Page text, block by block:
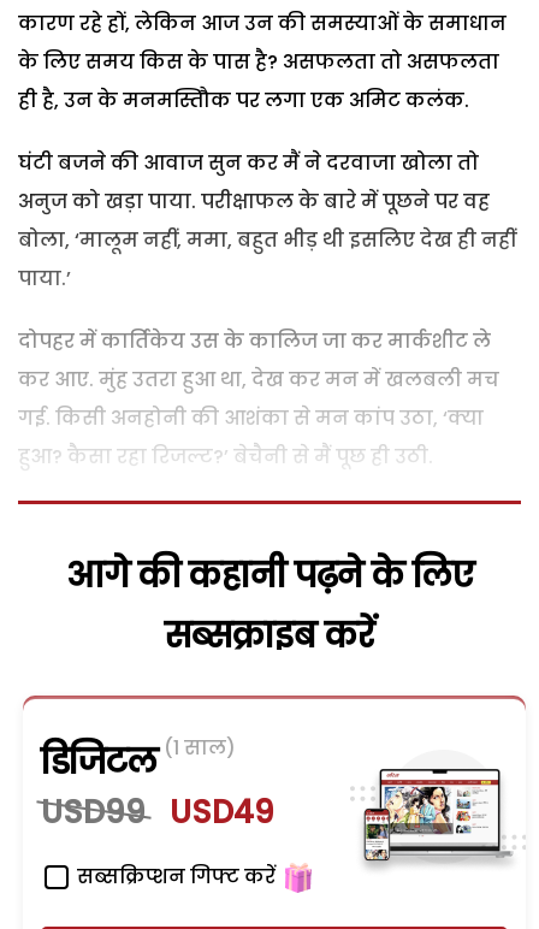
कारण रहे हों, लेकिन आज उन की समस्याओं के समाधान
के लिए समय किस के पास है? असफलता तो असफलता
ही है, उन के मनमस्तिौक पर लगा एक अमिट कलंक.
घंटी बजने की आवाज सुन कर मैं ने दरवाजा खोला तो
अनुज को खड़ा पाया. परीक्षाफल के बारे में पूछने पर वह
बोला, ‘मालूम नहीं, ममा, बहुत भीड़ थी इसलिए देख ही नहीं
पाया.’
दोपहर में कार्तिकेय उस के कालिज जा कर मार्कशीट ले
कर आए. मुंह उतरा हुआ था, देख कर मन में खलबली मच
गई. किसी अनहोनी की आशंका से मन कांप उठा, ‘क्या
हुआ? कैसा रहा रिजल्ट?’ बेचैनी से मैं पूछ ही उठी.
आगे की कहानी पढ़ने के लिए
सब्सक्राइब करें
डिजिटल (1 साल)
USD99 USD49
सब्सक्रिप्शन गिफ्ट करें